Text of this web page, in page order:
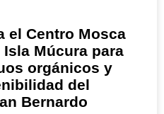
el Centro Mosca
Múcura para
orgánicos y
del
Bernardo